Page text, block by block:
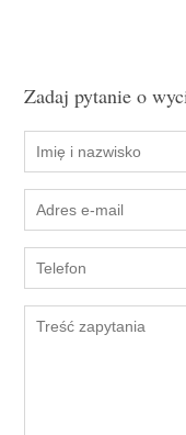
Zadaj pytanie o